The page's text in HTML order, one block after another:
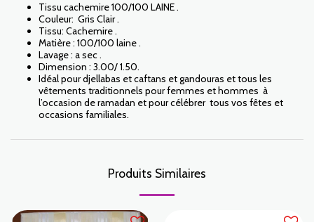
Tissu cachemire 100/100 LAINE .
Couleur: Gris Clair .
Tissu: Cachemire .
Matière : 100/100 laine .
Lavage : a sec .
Dimension : 3.00/ 1.50.
Idéal pour djellabas et caftans et gandouras et tous les
vêtements traditionnels pour femmes et hommes à
l’occasion de ramadan et pour célébrer tous vos fêtes et
occasions familiales.
Produits Similaires